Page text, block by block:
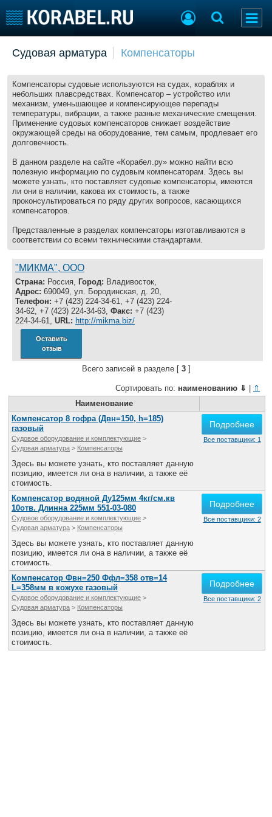
Пульс
Новости
Компании
Репутация
Работа
Журнал
Реклама
Доска объявлений
Продажа флота
Оборудование
Изделия
Материалы
Выставки и семинары
Личности
Словарь
Галерея флота
Форум
Все службы
Судовая арматура Компенсаторы
Компенсаторы судовые используются на судах, кораблях и
небольших плавсредствах. Компенсатор – устройство или
механизм, уменьшающее и компенсирующее перепады
температуры, вибрации, а также разные механические смещения.
Применение судовых компенсаторов снижает воздействие
окружающей среды на оборудование, тем самым, продлевает его
долговечность.
В данном разделе на сайте «Корабел.ру» можно найти всю
полезную информацию по судовым компенсаторам. Здесь вы
можете узнать, кто поставляет судовые компенсаторы, имеются
ли они в наличии, какова их стоимость, а также
проконсультироваться по ряду других вопросов, касающихся
компенсаторов.
Представленные в разделах компенсаторы изготавливаются в
соответствии со всеми техническими стандартами.
"МИКМА", ООО
Страна: Россия, Город: Владивосток,
Адрес: 690049, ул. Бородинская, д. 20,
Телефон: +7 (423) 224-34-61, +7 (423) 224-
34-62, +7 (423) 224-34-63, Факс: +7 (423)
224-34-61, URL: http://mikma.biz/
Оставить
отзыв
Всего записей в разделе [ 3]
Сортировать по: наименованию ⇓
⇑
Наименование
Компенсатор 8 гофра (Двн=150, h=185)
газовый
Судовое оборудование и комплектующие >
Судовая арматура > Компенсаторы
Здесь вы можете узнать, кто поставляет данную
позицию, имеется ли она в наличии, а также её
стоимость.
Подробнее
Все поставщики: 1
Компенсатор водяной Ду125мм 4кг/см.кв
10отв. Длинна 225мм 551-03-080
Судовое оборудование и комплектующие >
Судовая арматура > Компенсаторы
Здесь вы можете узнать, кто поставляет данную
позицию, имеется ли она в наличии, а также её
стоимость.
Подробнее
Все поставщики: 2
Компенсатор Фвн=250 Ффл=358 отв=14
L=358мм в кожухе газовый
Судовое оборудование и комплектующие >
Судовая арматура > Компенсаторы
Здесь вы можете узнать, кто поставляет данную
позицию, имеется ли она в наличии, а также её
стоимость.
Подробнее
Все поставщики: 2